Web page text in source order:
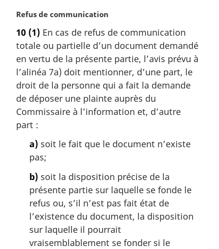
l
:
N
t
e
m
a
g
i
n
a
l
Refus de communication
10 (1) En cas de refus de communication
totale ou partielle d’un document demandé
en vertu de la présente partie, l’avis prévu à
l’alinéa 7a) doit mentionner, d’une part, le
droit de la personne qui a fait la demande
de déposer une plainte auprès du
Commissaire à l’information et, d’autre
part :
a) soit le fait que le document n’existe
pas;
b) soit la disposition précise de la
présente partie sur laquelle se fonde le
refus ou, s’il n’est pas fait état de
l’existence du document, la disposition
sur laquelle il pourrait
vraisemblablement se fonder si le